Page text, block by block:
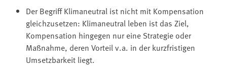
Der Begriff Klimaneutral ist nicht mit Kompensation
gleichzusetzen: Klimaneutral leben ist das Ziel,
Kompensation hingegen nur eine Strategie oder
Maßnahme, deren Vorteil v.a. in der kurzfristigen
Umsetzbarkeit liegt.